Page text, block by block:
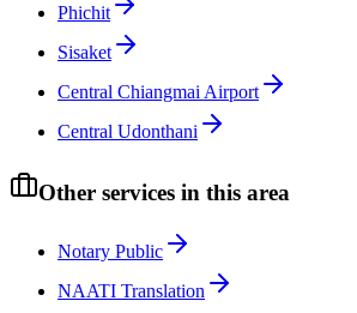
Phichit
Sisaket
Central Chiangmai Airport
Central Udonthani
Other services in this area
Notary Public
NAATI Translation